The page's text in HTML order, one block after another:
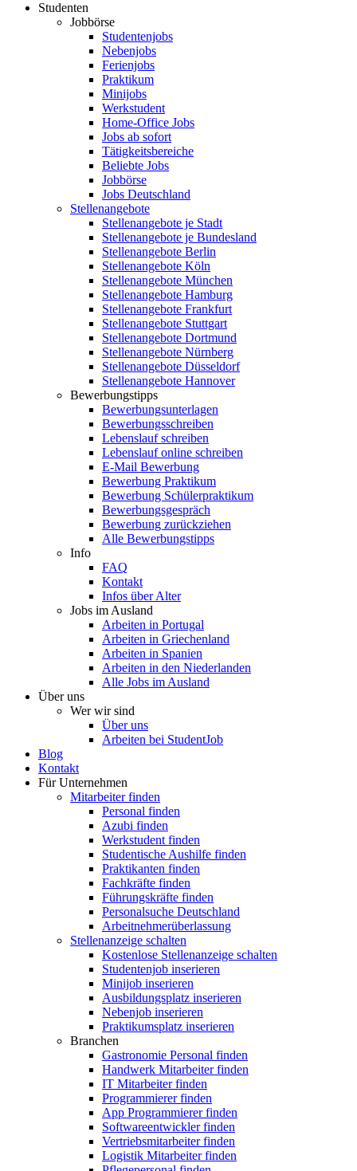
Studenten
Jobbörse
Studentenjobs
Nebenjobs
Ferienjobs
Praktikum
Minijobs
Werkstudent
Home-Office Jobs
Jobs ab sofort
Tätigkeitsbereiche
Beliebte Jobs
Jobbörse
Jobs Deutschland
Stellenangebote
Stellenangebote je Stadt
Stellenangebote je Bundesland
Stellenangebote Berlin
Stellenangebote Köln
Stellenangebote München
Stellenangebote Hamburg
Stellenangebote Frankfurt
Stellenangebote Stuttgart
Stellenangebote Dortmund
Stellenangebote Nürnberg
Stellenangebote Düsseldorf
Stellenangebote Hannover
Bewerbungstipps
Bewerbungsunterlagen
Bewerbungsschreiben
Lebenslauf schreiben
Lebenslauf online schreiben
E-Mail Bewerbung
Bewerbung Praktikum
Bewerbung Schülerpraktikum
Bewerbungsgespräch
Bewerbung zurückziehen
Alle Bewerbungstipps
Info
FAQ
Kontakt
Infos über Alter
Jobs im Ausland
Arbeiten in Portugal
Arbeiten in Griechenland
Arbeiten in Spanien
Arbeiten in den Niederlanden
Alle Jobs im Ausland
Über uns
Wer wir sind
Über uns
Arbeiten bei StudentJob
Blog
Kontakt
Für Unternehmen
Mitarbeiter finden
Personal finden
Azubi finden
Werkstudent finden
Studentische Aushilfe finden
Praktikanten finden
Fachkräfte finden
Führungskräfte finden
Personalsuche Deutschland
Arbeitnehmerüberlassung
Stellenanzeige schalten
Kostenlose Stellenanzeige schalten
Studentenjob inserieren
Minijob inserieren
Ausbildungsplatz inserieren
Nebenjob inserieren
Praktikumsplatz inserieren
Branchen
Gastronomie Personal finden
Handwerk Mitarbeiter finden
IT Mitarbeiter finden
Programmierer finden
App Programmierer finden
Softwareentwickler finden
Vertriebsmitarbeiter finden
Logistik Mitarbeiter finden